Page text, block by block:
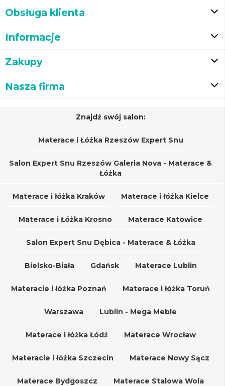
Obsługa klienta
Informacje
Zakupy
Nasza firma
Znajdź swój salon:
Materace i Łóżka Rzeszów Expert Snu
Salon Expert Snu Rzeszów Galeria Nova - Materace &
Łóżka
Materace i łóżka Kraków Materace i łóżka Kielce
Materace i Łóżka Krosno Materace Katowice
Salon Expert Snu Dębica - Materace & Łóżka
Bielsko-Biała Gdańsk Materace Lublin
Materacie i łóżka Poznań Materace i łóżka Toruń
Warszawa Lublin - Mega Meble
Materace i łóżka Łódź Materace Wrocław
Materacie i łóżka Szczecin Materace Nowy Sącz
Materace Bydgoszcz Materace Stalowa Wola